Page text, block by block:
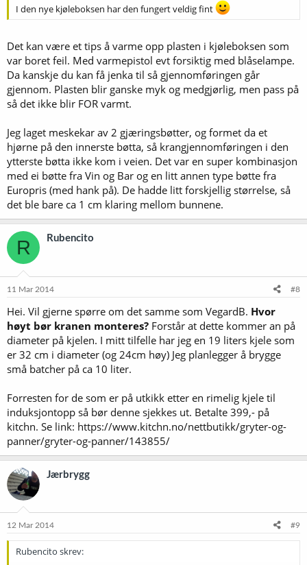
I den nye kjøleboksen har den fungert veldig fint
Det kan være et tips å varme opp plasten i kjøleboksen som
var boret feil. Med varmepistol evt forsiktig med blåselampe.
Da kanskje du kan få jenka til så gjennomføringen går
gjennom. Plasten blir ganske myk og medgjørlig, men pass på
så det ikke blir FOR varmt.
Jeg laget meskekar av 2 gjæringsbøtter, og formet da et
hjørne på den innerste bøtta, så krangjennomføringen i den
ytterste bøtta ikke kom i veien. Det var en super kombinasjon
med ei bøtte fra Vin og Bar og en litt annen type bøtte fra
Europris (med hank på). De hadde litt forskjellig størrelse, så
det ble bare ca 1 cm klaring mellom bunnene.
R Rubencito
11 Mar 2014 #8
Hei. Vil gjerne spørre om det samme som VegardB. Hvor
høyt bør kranen monteres? Forstår at dette kommer an på
diameter på kjelen. I mitt tilfelle har jeg en 19 liters kjele som
er 32 cm i diameter (og 24cm høy) Jeg planlegger å brygge
små batcher på ca 10 liter.
Forresten for de som er på utkikk etter en rimelig kjele til
induksjontopp så bør denne sjekkes ut. Betalte 399,- på
kitchn. Se link: https://www.kitchn.no/nettbutikk/gryter-og-
panner/gryter-og-panner/143855/
Jærbrygg
12 Mar 2014 #9
Rubencito skrev: